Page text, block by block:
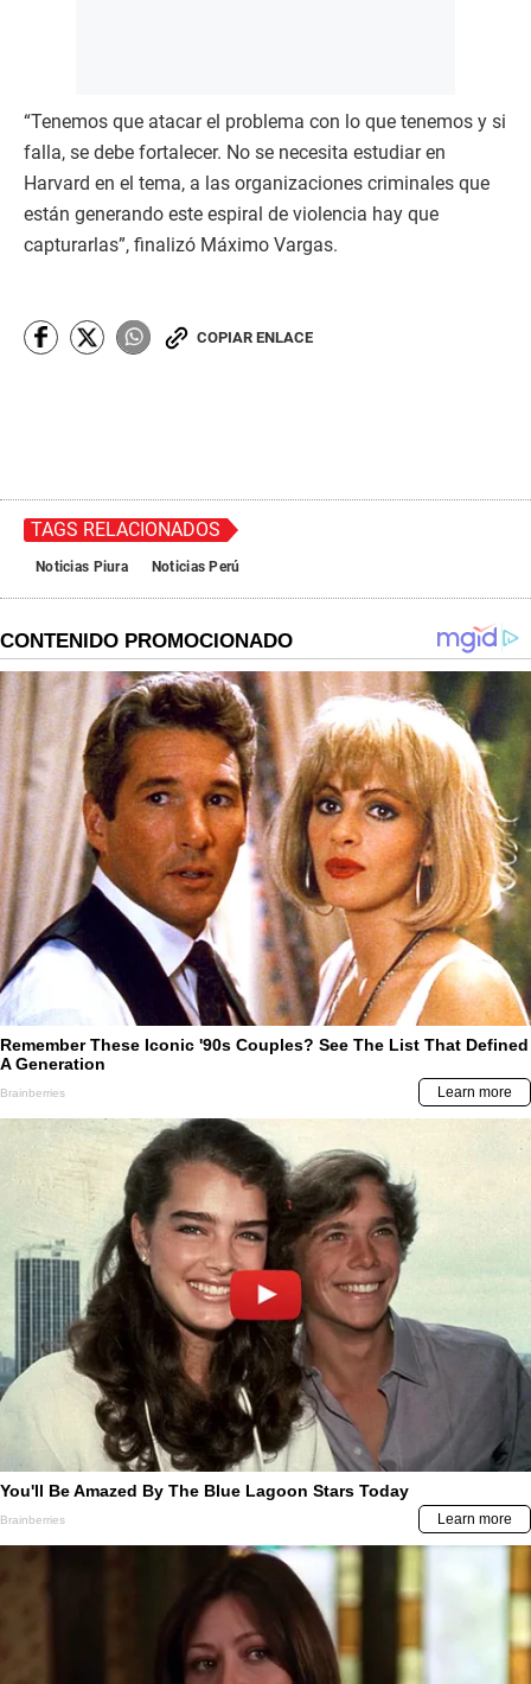
“Tenemos que atacar el problema con lo que tenemos y si
falla, se debe fortalecer. No se necesita estudiar en
Harvard en el tema, a las organizaciones criminales que
están generando este espiral de violencia hay que
capturarlas”, finalizó Máximo Vargas.
COPIAR ENLACE
TAGS RELACIONADOS
Noticias Piura Noticias Perú